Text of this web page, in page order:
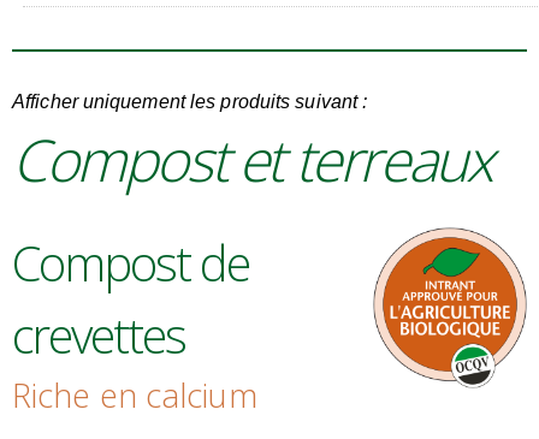
Afficher uniquement les produits suivant :
Compost et terreaux
Compost de
crevettes
Riche en calcium